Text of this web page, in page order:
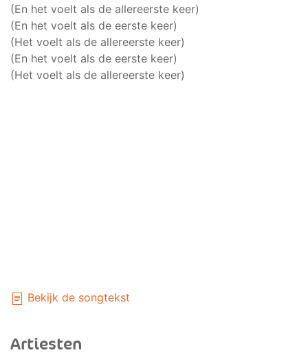
(En het voelt als de allereerste keer)
(En het voelt als de eerste keer)
(Het voelt als de allereerste keer)
(En het voelt als de eerste keer)
(Het voelt als de allereerste keer)
Bekijk de songtekst
Artiesten